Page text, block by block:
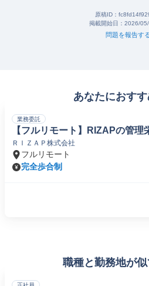
原稿ID：
掲載開始日： 2026/05/
問題を報告す
あなたにおす
業務委託
【フルリモート】RIZAPの管理
ＲＩＺＡＰ株式会社
フルリモート
完全歩合制
職種と勤務地が